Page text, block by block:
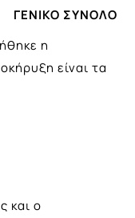
ΓΕΝΙΚΟ ΣΥΝΟΛΟ
η
είναι τα
και ο